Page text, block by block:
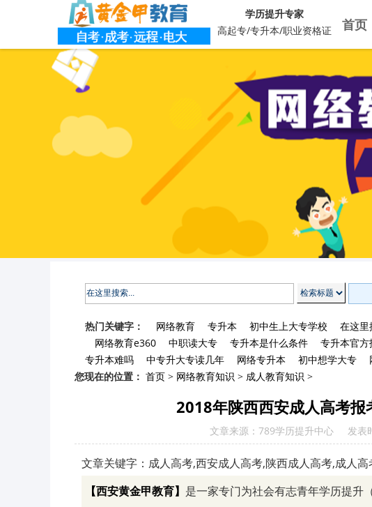
学历提升专家
高起专/专升本/职业资格证
首页
热门关键字： 网络教育 专升本 初中生上大专学校 在这里
网络教育e360
中职读大专 专升本是什么条件 专升本官方
专升本难吗
中专升大专读几年 网络专升本 初中想学大专
您现在的位置： 首页 > 网络教育知识 > 成人教育知识 >
2018年陕西西安成人高考报
文章来源：789学历提升中心 发表
文章关键字：成人高考,西安成人高考,陕西成人高考,成人
【西安黄金甲教育】 是一家专门为社会有志青年学历提升